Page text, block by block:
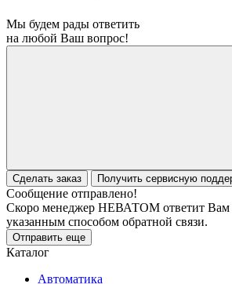
Мы будем рады ответить
на любой Ваш вопрос!
Сделать заказ
Получить сервисную
Сообщение отправлено!
Скоро менеджер НЕВАТОМ ответит Вам
указанным способом обратной связи.
Отправить еще
Каталог
Автоматика